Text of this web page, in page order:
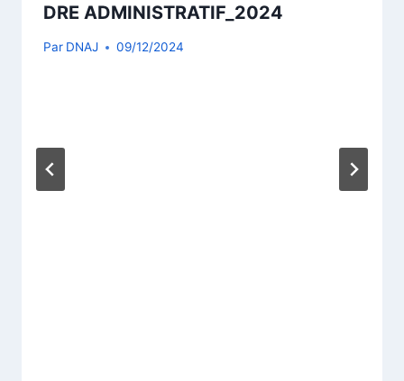
DRE ADMINISTRATIF_2024
Par DNAJ 09/12/2024